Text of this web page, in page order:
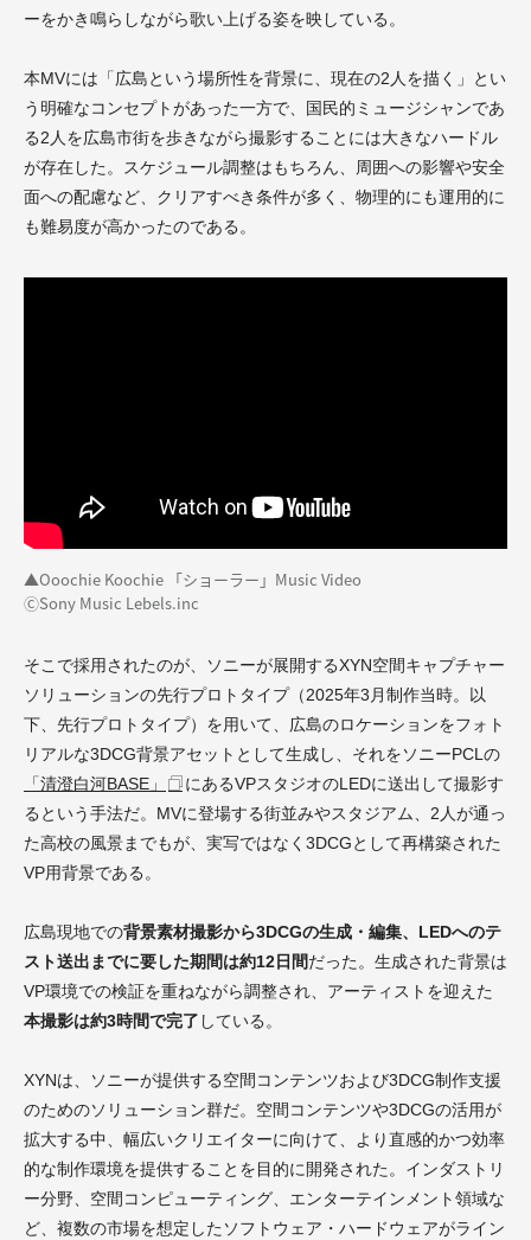
ーをかき鳴らしながら歌い上げる姿を映している。
本MVには「広島という場所性を背景に、現在の2人を描く」とい
う明確なコンセプトがあった一方で、国民的ミュージシャンであ
る2人を広島市街を歩きながら撮影することには大きなハードル
が存在した。スケジュール調整はもちろん、周囲への影響や安全
面への配慮など、クリアすべき条件が多く、物理的にも運用的に
も難易度が高かったのである。
▲Ooochie Koochie 「ショーラー」Music Video
ⒸSony Music Lebels.inc
そこで採用されたのが、ソニーが展開するXYN空間キャプチャー
ソリューションの先行プロトタイプ（2025年3月制作当時。以
下、先行プロトタイプ）を用いて、広島のロケーションをフォト
リアルな3DCG背景アセットとして生成し、それをソニーPCLの
「清澄白河BASE」
にあるVPスタジオのLEDに送出して撮影す
るという手法だ。MVに登場する街並みやスタジアム、2人が通っ
た高校の風景までもが、実写ではなく3DCGとして再構築された
VP用背景である。
広島現地での背景素材撮影から3DCGの生成・編集、LEDへのテ
スト送出までに要した期間は約12日間だった。生成された背景は
VP環境での検証を重ねながら調整され、アーティストを迎えた
本撮影は約3時間で完了 している。
XYNは、ソニーが提供する空間コンテンツおよび3DCG制作支援
のためのソリューション群だ。空間コンテンツや3DCGの活用が
拡大する中、幅広いクリエイターに向けて、より直感的かつ効率
的な制作環境を提供することを目的に開発された。インダストリ
ー分野、空間コンピューティング、エンターテインメント領域な
ど、複数の市場を想定したソフトウェア・ハードウェアがライン